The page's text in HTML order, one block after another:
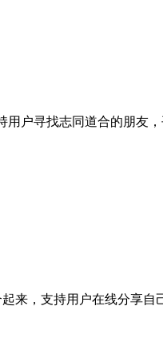
户寻找志同道合的朋友
来，支持用户在线分享